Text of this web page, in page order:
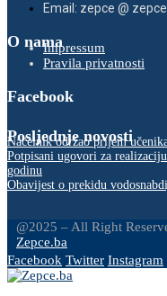
Email: zepce @
O namaImpressum
Pravila privatnosti
Facebook
Posljednje novosti
Načelnik održao prijem
Potpisani ugovori za
godinu
Obavijest o prekidu
@2025 – All Right
Zepce.ba
Facebook Twitter Instagram